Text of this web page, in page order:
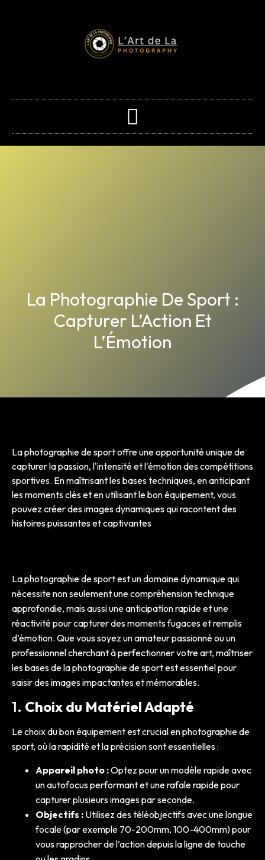
La Photographie De Sport :
Capturer L’Action Et
L’Émotion
La photographie de sport offre une opportunité unique de
capturer la passion, l'intensité et l'émotion des compétitions
sportives. En maîtrisant les bases techniques, en anticipant
les moments clés et en utilisant le bon équipement, vous
pouvez créer des images dynamiques qui racontent des
histoires puissantes et captivantes
La photographie de sport est un domaine dynamique qui
nécessite non seulement une compréhension technique
approfondie, mais aussi une anticipation rapide et une
réactivité pour capturer des moments fugaces et remplis
d’émotion. Que vous soyez un amateur passionné ou un
professionnel cherchant à perfectionner votre art, maîtriser
les bases de la photographie de sport est essentiel pour
saisir des images impactantes et mémorables.
1. Choix du Matériel Adapté
Le choix du bon équipement est crucial en photographie de
sport, où la rapidité et la précision sont essentielles :
Appareil photo :Optez pour un modèle rapide avec
un autofocus performant et une rafale rapide pour
capturer plusieurs images par seconde.
Objectifs : Utilisez des téléobjectifs avec une longue
focale (par exemple 70-200mm, 100-400mm) pour
vous rapprocher de l’action depuis la ligne de touche